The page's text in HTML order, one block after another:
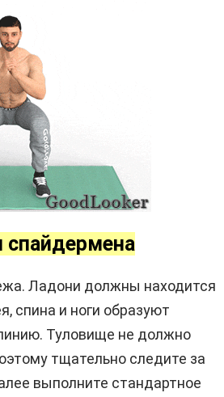
Ладони должны находится
спина и ноги образуют
Туловище не должно
тщательно следите за
выполните стандартное